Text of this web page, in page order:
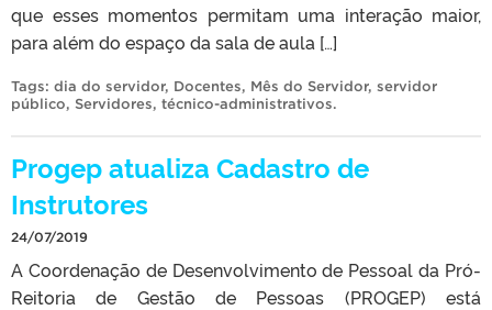
que esses momentos permitam uma interação maior,
para além do espaço da sala de aula […]
Tags: dia do servidor, Docentes, Mês do Servidor, servidor
público, Servidores, técnico-administrativos.
Progep atualiza Cadastro de
Instrutores
24/07/2019
A Coordenação de Desenvolvimento de Pessoal da Pró-
Reitoria de Gestão de Pessoas (PROGEP) está